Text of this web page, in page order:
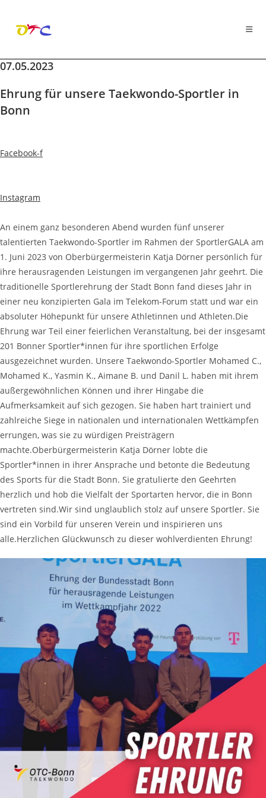
Zum
springen
07.05.2023
Ehrung für unsere Taekwondo-Sportler in
Bonn
Facebook-f
Instagram
An einem ganz besonderen Abend wurden fünf unserer
talentierten Taekwondo-Sportler im Rahmen der SportlerGALA am
1. Juni 2023 von Oberbürgermeisterin Katja Dörner persönlich für
ihre herausragenden Leistungen im vergangenen Jahr geehrt. Die
traditionelle Sportlerehrung der Stadt Bonn fand dieses Jahr in
einer neu konzipierten Gala im Telekom-Forum statt und war ein
absoluter Höhepunkt für unsere Athletinnen und Athleten.Die
Ehrung war Teil einer feierlichen Veranstaltung, bei der insgesamt
201 Bonner Sportler*innen für ihre sportlichen Erfolge
ausgezeichnet wurden. Unsere Taekwondo-Sportler Mohamed C.,
Mohamed K., Yasmin K., Aimane B. und Danil L. haben mit ihrem
außergewöhnlichen Können und ihrer Hingabe die
Aufmerksamkeit auf sich gezogen. Sie haben hart trainiert und
zahlreiche Siege in nationalen und internationalen Wettkämpfen
errungen, was sie zu würdigen Preisträgern
machte.Oberbürgermeisterin Katja Dörner lobte die
Sportler*innen in ihrer Ansprache und betonte die Bedeutung
des Sports für die Stadt Bonn. Sie gratulierte den Geehrten
herzlich und hob die Vielfalt der Sportarten hervor, die in Bonn
vertreten sind.Wir sind unglaublich stolz auf unsere Sportler. Sie
sind ein Vorbild für unseren Verein und inspirieren uns
alle.Herzlichen Glückwunsch zu dieser wohlverdienten Ehrung!